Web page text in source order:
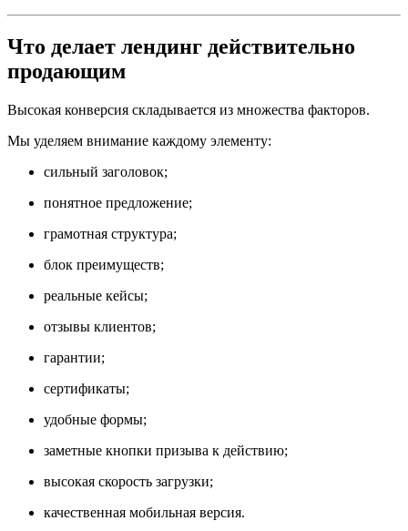
Что делает лендинг действительно
продающим
Высокая конверсия складывается из множества факторов.
Мы уделяем внимание каждому элементу:
сильный заголовок;
понятное предложение;
грамотная структура;
блок преимуществ;
реальные кейсы;
отзывы клиентов;
гарантии;
сертификаты;
удобные формы;
заметные кнопки призыва к действию;
высокая скорость загрузки;
качественная мобильная версия.